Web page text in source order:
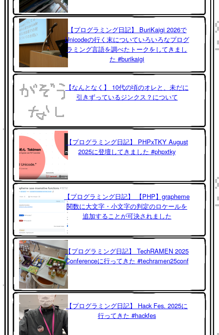
【プログラミング日記】 BuriKaigi 2026で
Unicodeの行く末についていろいろなプログ
ラミング言語を調べたトークをしてきまし
た #burikaigi
【なんとなく】 10代の頃のオレと、未だに
引きずっているジンクス？について
【プログラミング日記】 PHPxTKY August
2025に登壇してきました #phpxtky
【プログラミング日記】 【PHP】grapheme
関数に大文字・小文字の判定のロケールを
追加することが可決されました
【プログラミング日記】 TechRAMEN 2025
Conferenceに行ってきた #techramen25conf
【プログラミング日記】 Hack Fes. 2025に
行ってきた #hackfes